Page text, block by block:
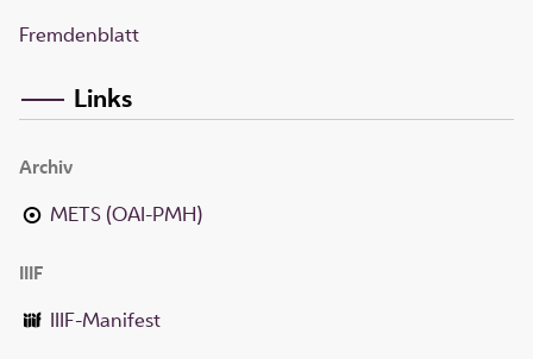
Fremdenblatt
Links
Archiv
METS (OAI-PMH)
IIIF
IIIF-Manifest